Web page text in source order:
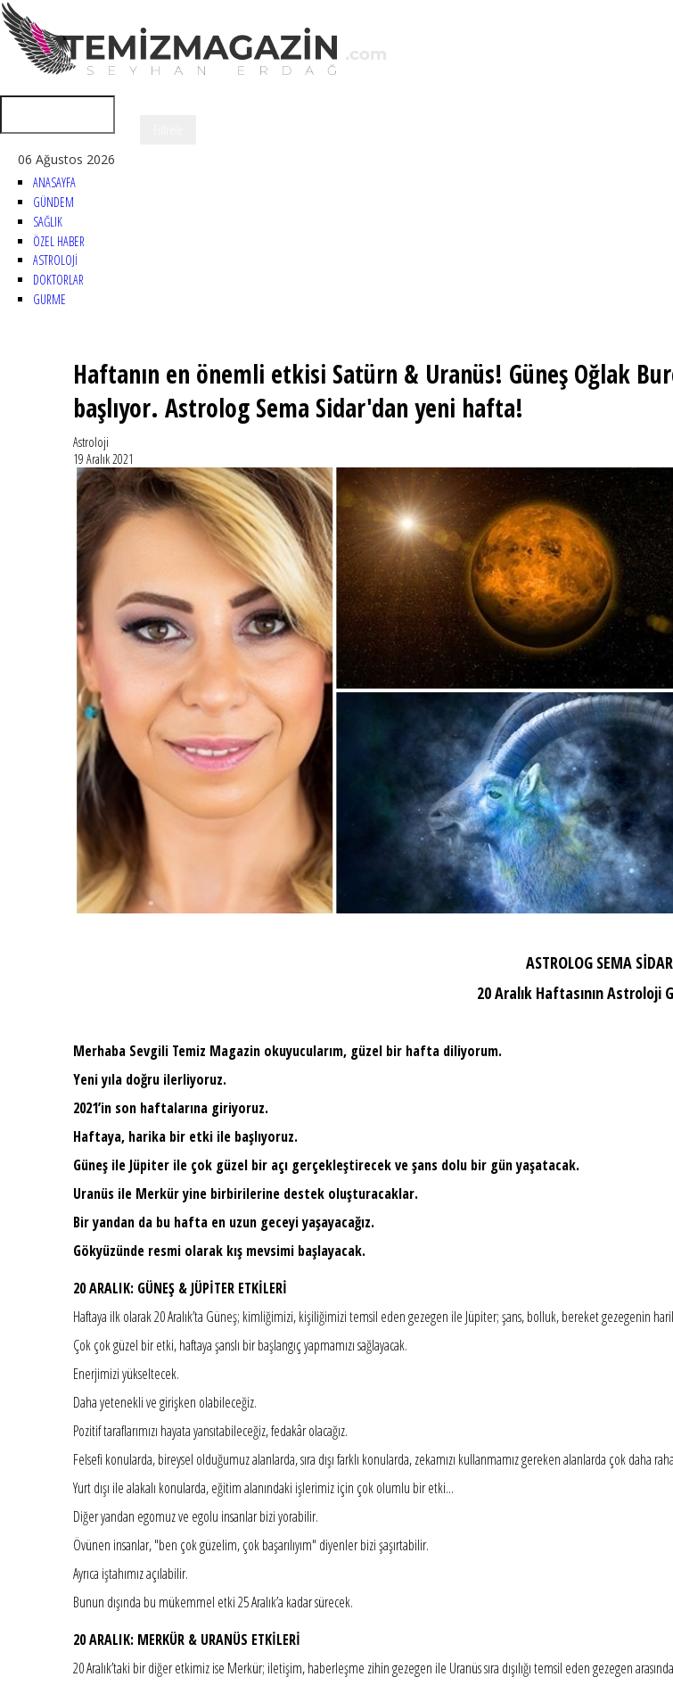
06 Ağustos 2026
ANASAYFA
GÜNDEM
SAĞLIK
ÖZEL HABER
ASTROLOJİ
DOKTORLAR
GURME
Haftanın en önemli etkisi Satürn & Uranüs! Güneş Oğlak
başlıyor. Astrolog Sema Sidar'dan yeni hafta!
Astroloji
19 Aralık 2021
ASTROLOG SEMA SİDAR
20 Aralık Haftasının Astroloji
Merhaba Sevgili Temiz Magazin okuyucularım, güzel bir hafta diliyorum.
Yeni yıla doğru ilerliyoruz.
2021’in son haftalarına giriyoruz.
Haftaya, harika bir etki ile başlıyoruz.
Güneş ile Jüpiter ile çok güzel bir açı gerçekleştirecek ve şans dolu bir gün yaşatacak.
Uranüs ile Merkür yine birbirilerine destek oluşturacaklar.
Bir yandan da bu hafta en uzun geceyi yaşayacağız.
Gökyüzünde resmi olarak kış mevsimi başlayacak.
20 ARALIK: GÜNEŞ & JÜPİTER ETKİLERİ
Haftaya ilk olarak 20 Aralık’ta Güneş; kimliğimizi, kişiliğimizi temsil eden gezegen ile Jüpiter; şans, bolluk, bereket gezegenin
Çok çok güzel bir etki, haftaya şanslı bir başlangıç yapmamızı sağlayacak.
Enerjimizi yükseltecek.
Daha yetenekli ve girişken olabileceğiz.
Pozitif taraflarımızı hayata yansıtabileceğiz, fedakâr olacağız.
Felsefi konularda, bireysel olduğumuz alanlarda, sıra dışı farklı konularda, zekamızı kullanmamız gereken alanlarda çok daha
Yurt dışı ile alakalı konularda, eğitim alanındaki işlerimiz için çok olumlu bir etki...
Diğer yandan egomuz ve egolu insanlar bizi yorabilir.
Övünen insanlar, "ben çok güzelim, çok başarılıyım" diyenler bizi şaşırtabilir.
Ayrıca iştahımız açılabilir.
Bunun dışında bu mükemmel etki 25 Aralık’a kadar sürecek.
20 ARALIK: MERKÜR & URANÜS ETKİLERİ
20 Aralık’taki bir diğer etkimiz ise Merkür; iletişim, haberleşme zihin gezegen ile Uranüs sıra dışılığı temsil eden gezegen